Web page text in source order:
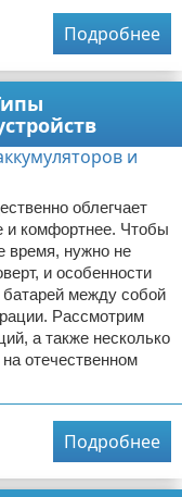
Подробнее
облегчает
и комфортнее. Чтобы
время, нужно не
и особенности
батарей между собой
Рассмотрим
а также несколько
отечественном
Подробнее